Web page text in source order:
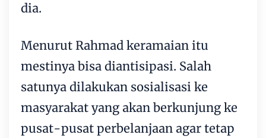
dia.
Menurut Rahmad keramaian itu
mestinya bisa diantisipasi. Salah
satunya dilakukan sosialisasi ke
masyarakat yang akan berkunjung ke
pusat-pusat perbelanjaan agar tetap